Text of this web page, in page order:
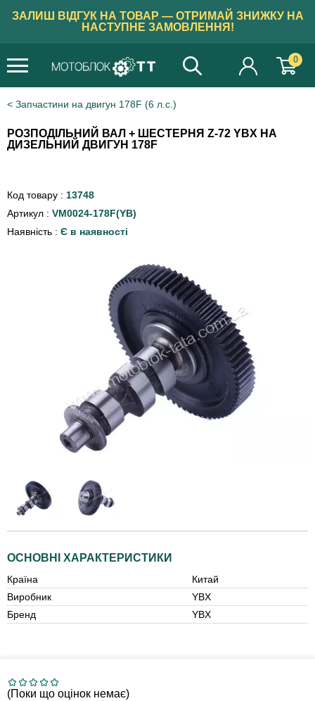
ЗАЛИШ ВІДГУК НА ТОВАР — ОТРИМАЙ ЗНИЖКУ НА
НАСТУПНЕ ЗАМОВЛЕННЯ!
0
Запчастини на двигун 178F (6 л.с.)
РОЗПОДІЛЬНИЙ ВАЛ + ШЕСТЕРНЯ Z-72 YBX НА
ДИЗЕЛЬНИЙ ДВИГУН 178F
Код товару : 13748
Артикул : VM0024-178F(YB)
Наявність : Є в наявності
ОСНОВНІ ХАРАКТЕРИСТИКИ
Країна
Китай
Виробник
YBX
Бренд
YBX
(Поки що оцінок немає)